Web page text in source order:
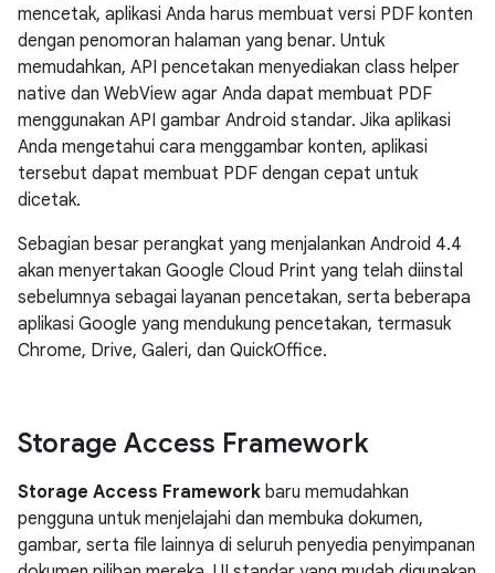
mencetak, aplikasi Anda harus membuat versi PDF konten
dengan penomoran halaman yang benar. Untuk
memudahkan, API pencetakan menyediakan class helper
native dan WebView agar Anda dapat membuat PDF
menggunakan API gambar Android standar. Jika aplikasi
Anda mengetahui cara menggambar konten, aplikasi
tersebut dapat membuat PDF dengan cepat untuk
dicetak.
Sebagian besar perangkat yang menjalankan Android 4.4
akan menyertakan Google Cloud Print yang telah diinstal
sebelumnya sebagai layanan pencetakan, serta beberapa
aplikasi Google yang mendukung pencetakan, termasuk
Chrome, Drive, Galeri, dan QuickOffice.
Storage Access Framework
Storage Access Framework baru memudahkan
pengguna untuk menjelajahi dan membuka dokumen,
gambar, serta file lainnya di seluruh penyedia penyimpanan